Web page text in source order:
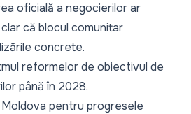
oficială a negocierilor ar
că blocul comunitar
concrete.
reformelor de obiectivul de
până în 2028.
Moldova pentru progresele